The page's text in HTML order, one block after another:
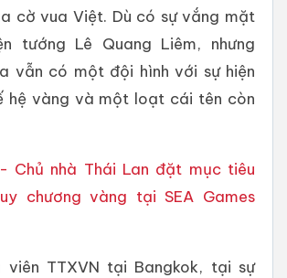
cờ vua Việt. Dù có sự vắng mặt
tướng Lê Quang Liêm, nhưng
vẫn có một đội hình với sự hiện
hệ vàng và một loạt cái tên còn
Chủ nhà Thái Lan đặt mục tiêu
chương vàng tại SEA Games
viên TTXVN tại Bangkok, tại sự